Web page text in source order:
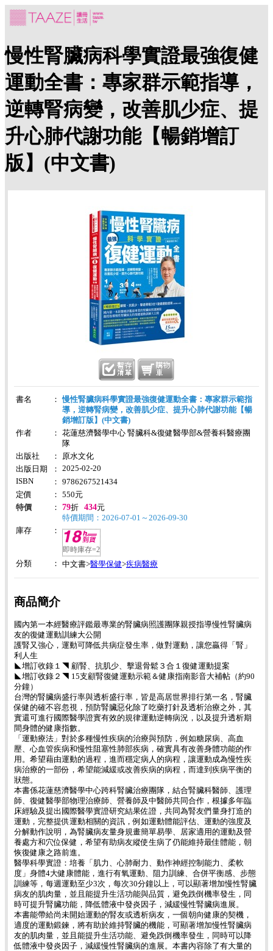
慢性腎臟病科學實證最強復健
運動全書：專家群示範指導，
逆轉腎病變，改善肌少症、提
升心肺代謝功能【暢銷增訂
版】(中文書)
書名 ：
慢性腎臟病科學實證最強復健運動全書：專家群示範指
導，逆轉腎病變，改善肌少症、提升心肺代謝功能【暢
銷增訂版】(中文書)
作者
：
花蓮慈濟醫學中心 腎臟科&復健醫學部&營養科醫療團
隊
出版社
：
原水文化
出版日期
：
2025-02-20
ISBN
：
9786267521434
定價
： 550元
特價
： 79折 434元
特價期間：2026-07-01～2026-09-30
庫存
：
即時庫存=2
分類
： 中文書>醫學保健>疾病醫療
商品簡介
國內第一本經醫療評鑑最專業的腎臟病照護團隊親授指導慢性腎臟病
友的復健運動訓練大公開
護腎又強心，運動可降低共病症發生率，做對運動，讓您贏得「腎」
利人生
◣增訂收錄１◥ 顧腎、抗肌少、擊退骨鬆３合１復健運動提案
◣增訂收錄２◥ 15支顧腎復健運動示範＆健康指南影音大補帖（約90
分鐘）
台灣的腎臟病盛行率與透析盛行率，皆是高居世界排行第一名，腎臟
保健的確不容忽視，預防腎臟惡化除了吃藥打針及透析治療之外，其
實還可進行國際醫學證實有效的規律運動逆轉病況，以及提升透析期
間身體的健康指數。
「運動療法」對於多種慢性疾病的治療與預防，例如糖尿病、高血
壓、心血管疾病和慢性阻塞性肺部疾病，確實具有改善身體功能的作
用。希望藉由運動的過程，進而穩定病人的病程，讓運動成為慢性疾
病治療的一部份，希望能減緩或改善疾病的病程，而達到疾病平衡的
狀態。
本書係花蓮慈濟醫學中心跨科腎臟治療團隊，結合腎臟科醫師、護理
師、復健醫學部物理治療師、營養師及中醫師共同合作，根據多年臨
床經驗及提出國際醫學實證研究結果佐證，共同為腎友們量身打造的
運動，完整提供運動相關的資訊，例如運動體能評估、運動的強度及
分解動作說明，為腎臟病友量身規畫簡單易學、居家適用的運動及營
養處方和穴位保健，希望有助病友縱使生病了仍能維持最佳體能，朝
恢復健康之路前進。
醫學科學實證：培養「肌力、心肺耐力、動作神經控制能力、柔軟
度」身體4大健康體能，進行有氧運動、阻力訓練、合併平衡感、步態
訓練等，每週運動至少3次，每次30分鐘以上，可以顯著增加慢性腎臟
病友的肌肉量，並且能提升生活功能與品質，避免跌倒機率發生，同
時可提升腎臟功能，降低體液中發炎因子，減緩慢性腎臟病進展。
本書能帶給尚未開始運動的腎友或透析病友，一個朝向健康的契機，
適度的運動鍛鍊，將有助於維持腎臟的機能，可顯著增加慢性腎臟病
友的肌肉量，並且能提升生活功能、避免跌倒機率發生，同時可以降
低體液中發炎因子，減緩慢性腎臟病的進展。本書內容除了有大量的